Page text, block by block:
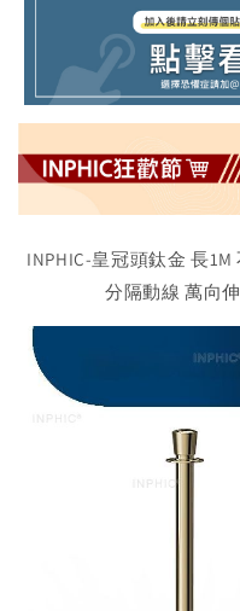
INPHIC-皇冠頭鈦金 長
分隔動線 萬向